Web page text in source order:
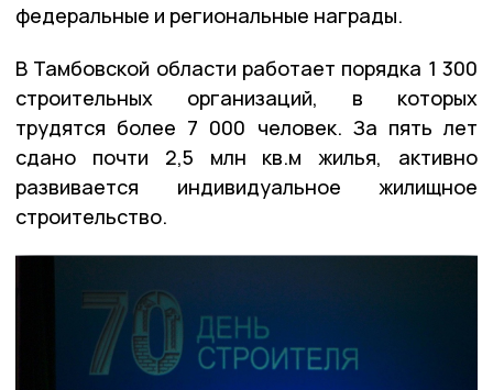
федеральные и региональные награды.
В Тамбовской области работает порядка 1 300
строительных организаций, в которых
трудятся более 7 000 человек. За пять лет
сдано почти 2,5 млн кв.м жилья, активно
развивается индивидуальное жилищное
строительство.